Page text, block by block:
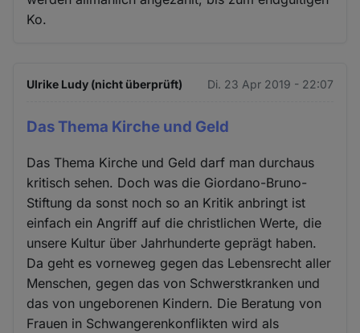
Ko.
Ulrike Ludy (nicht überprüft) Di. 23 Apr 2019 - 22:07
Das Thema Kirche und Geld
Das Thema Kirche und Geld darf man durchaus
kritisch sehen. Doch was die Giordano-Bruno-
Stiftung da sonst noch so an Kritik anbringt ist
einfach ein Angriff auf die christlichen Werte, die
unsere Kultur über Jahrhunderte geprägt haben.
Da geht es vorneweg gegen das Lebensrecht aller
Menschen, gegen das von Schwerstkranken und
das von ungeborenen Kindern. Die Beratung von
Frauen in Schwangerenkonflikten wird als